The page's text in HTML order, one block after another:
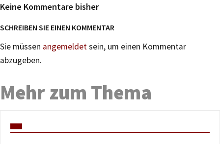
Keine Kommentare bisher
SCHREIBEN SIE EINEN KOMMENTAR
Sie müssen angemeldetsein, um einen Kommentar
abzugeben.
Mehr zum Thema